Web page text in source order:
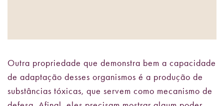
Outra propriedade que demonstra bem a capacidade
de adaptação desses organismos é a produção de
substâncias tóxicas, que servem como mecanismo de